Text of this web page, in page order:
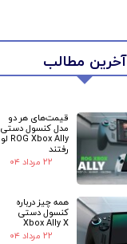
آخرین مطالب
قیمت‌های هر دو
مدل کنسول دستی
ROG Xbox Ally لو
رفتند
۲۲ مرداد ۰۴
همه چیز درباره
کنسول دستی
Xbox Ally X
۲۲ مرداد ۰۴